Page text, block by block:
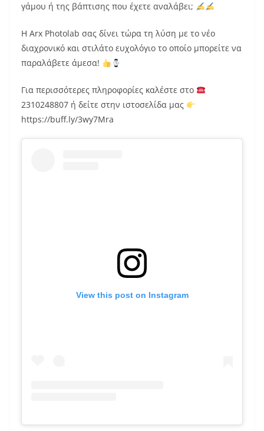
γάμου ή της βάπτισης που έχετε αναλάβει;
H Arx Photolab σας δίνει τώρα τη λύση με το νέο
διαχρονικό και στιλάτο ευχολόγιο το οποίο μπορείτε να
παραλάβετε άμεσα!
Για περισσότερες πληροφορίες καλέστε στο
2310248807 ή δείτε στην ιστοσελίδα μας
https://buff.ly/3wy7Mra
View this post on Instagram